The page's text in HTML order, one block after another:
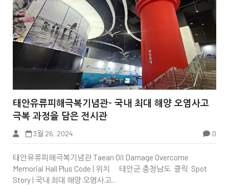


태안유류피해극복기념관- 국내 최대 해양 오염사고
극복 과정을 담은 전시관
3월 26, 2024 0
태안유류피해극복기념관 Taean Oil Damage Overcome
Memorial Hall Plus Code | 위치 태안군 충청남도 클릭 Spot
Story | 국내 최대 해양 오염사고...